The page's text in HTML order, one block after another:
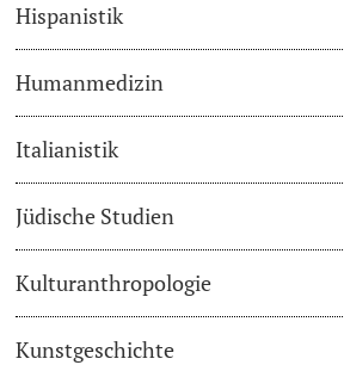
Berufseinstieg &
Soziales & Gesundheit
Koordinationsstelle für
Beratungswegweiser
Hispanistik
Humanmedizin
Italianistik
Jüdische Studien
Kulturanthropologie
Kunstgeschichte